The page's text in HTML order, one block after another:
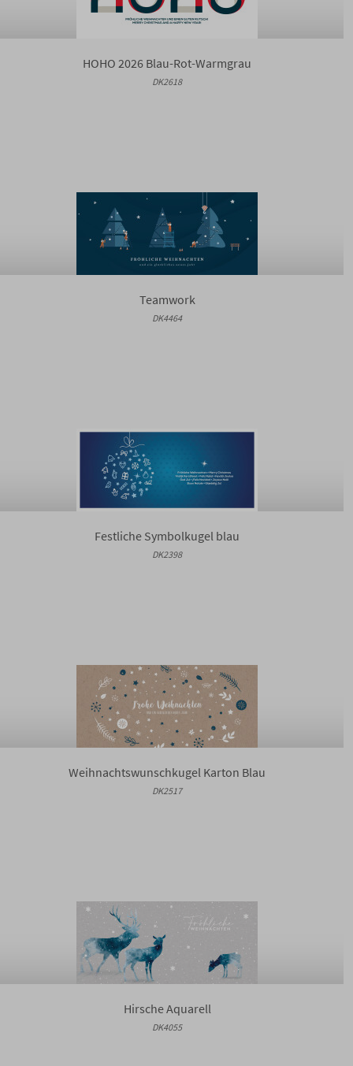
HOHO 2026 Blau-Rot-Warmgrau
DK2618
Teamwork
DK4464
Festliche Symbolkugel blau
DK2398
Weihnachtswunschkugel Karton Blau
DK2517
Hirsche Aquarell
DK4055